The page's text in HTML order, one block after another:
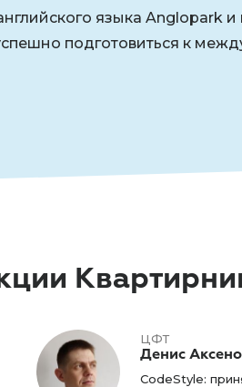
языка Anglopark
подготовиться к
ЦФТ
Денис
CodeStyle: